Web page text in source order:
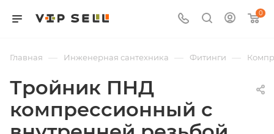
0
Главная — Инженерная сантехника — Фитинги —
Тройник ПНД
компрессионный с